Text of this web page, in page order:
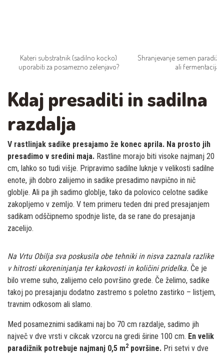
Kateri substratnik (sadilno kocko)
uporabiti za posamezno zelenjavo?
Shranjevanje semen
ali fermentacija?
Kdaj presaditi in sadilna
razdalja
V rastlinjak sadike presajamo že konec aprila. Na prosto jih
presadimo v sredini maja. Rastline morajo biti visoke najmanj 20
cm, lahko so tudi višje. Pripravimo sadilne luknje v velikosti sadilne
enote, jih dobro zalijemo in sadike presadimo navpično in nič
globlje. Ali pa jih sadimo globlje, tako da polovico celotne sadike
zakopljemo v zemljo. V tem primeru teden dni pred presajanjem
sadikam odščipnemo spodnje liste, da se rane do presajanja
zacelijo.
Na Vrtu Obilja sva poskusila obe tehniki in nisva zaznala razlike
v hitrosti ukoreninjanja ter kakovosti in količini pridelka. Če je
bilo vreme suho, zalijemo celo površino grede. Če želimo, sadike
takoj po presajanju dodatno zastremo s poletno zastirko – listjem,
travnim odkosom ali slamo.
Med posameznimi sadikami naj bo 70 cm razdalje, sadimo jih
največ v dve vrsti v cikcak vzorcu na gredi širine 100 cm. En velik
paradižnik potrebuje najmanj 0,5 m2 površine. Pri setvi v dve